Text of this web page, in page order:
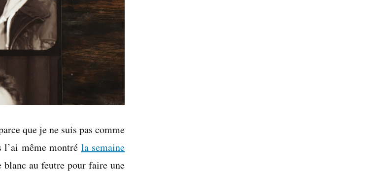
que je ne suis pas comme
même montré la semaine
au feutre pour faire une